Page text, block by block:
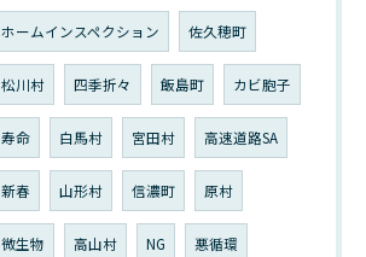
ホームインスペクション 佐久穂町
松川村 四季折々 飯島町 カビ胞子
寿命 白馬村 宮田村 高速道路SA
新春 山形村 信濃町 原村
微生物 高山村 NG 悪循環